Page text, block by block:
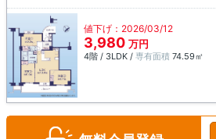
値下げ：2026/03/12
3,980 万円
4階 / 3LDK / 専有面積 74.59㎡